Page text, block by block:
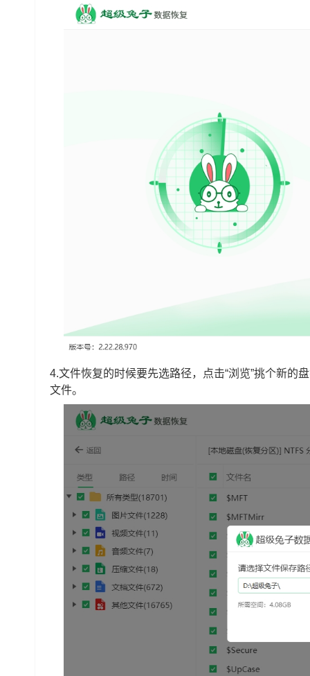
4.文件恢复的时候要先选路径，点击“浏览”挑个新的
文件。